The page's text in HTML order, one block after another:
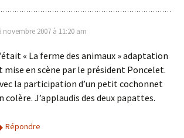
novembre 2007 à 11:20 am
« La ferme des animaux » adaptation
mise en scène par le président Poncelet.
la participation d’un petit cochonnet
colère. J’applaudis des deux papattes.
Répondre